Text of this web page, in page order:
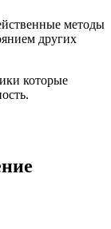
методы
других
которые